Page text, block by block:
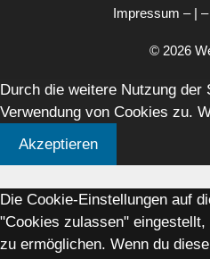
Impressum – | –
© 2026
Durch die weitere Nutzung der
Verwendung von Cookies zu.
Akzeptieren
Die Cookie-Einstellungen auf
"Cookies zulassen"
zu ermöglichen. Wenn du